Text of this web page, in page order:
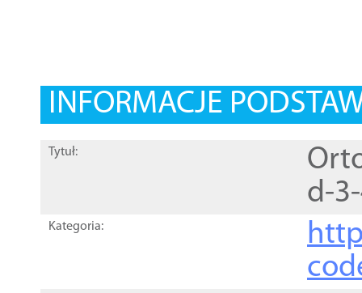
INFORMACJE
Tytuł:
d-
Kategoria: